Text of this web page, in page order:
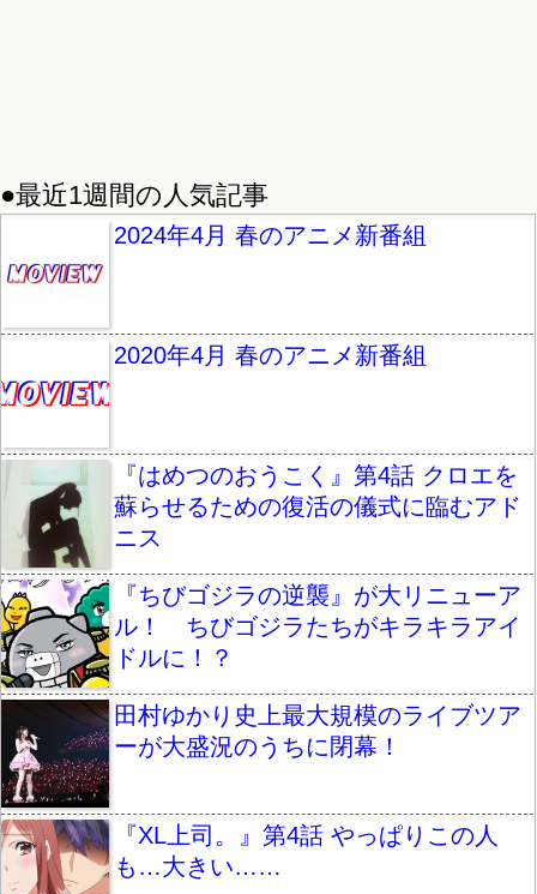
●最近1週間の人気記事
2024年4月 春のアニメ新番組
2020年4月 春のアニメ新番組
『はめつのおうこく』第4話 クロエを
蘇らせるための復活の儀式に臨むアド
ニス
『ちびゴジラの逆襲』が大リニューア
ル！ ちびゴジラたちがキラキラアイ
ドルに！？
田村ゆかり史上最大規模のライブツア
ーが大盛況のうちに閉幕！
『XL上司。』第4話 やっぱりこの人
も…大きい……